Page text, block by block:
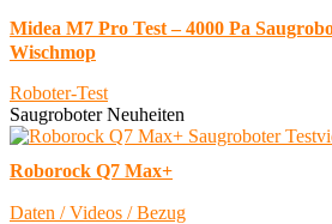
Midea M7 Pro Test – 4000 Pa
Wischmop
Roboter-Test
Saugroboter Neuheiten
Roborock Q7 Max+
Daten / Videos / Bezug